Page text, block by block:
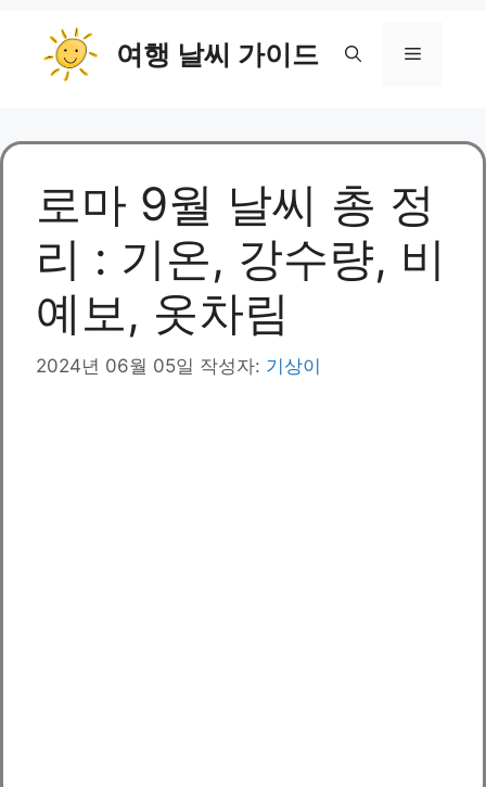
너
여행 날씨 가이드 메
로마 9월 날씨 총 정
리 : 기온, 강수량, 비
예보, 옷차림
2024년 06월 05일 작성자: 기상이